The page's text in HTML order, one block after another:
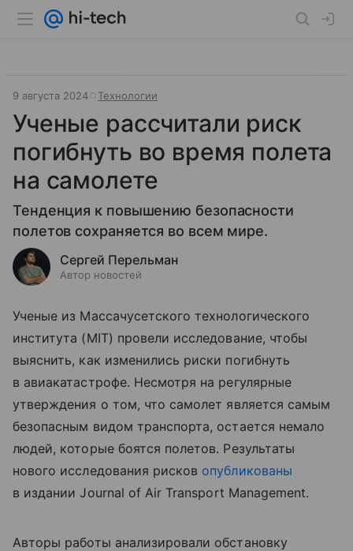
9 августа 2024 Технологии
Ученые рассчитали риск
погибнуть во время полета
на самолете
Тенденция к повышению безопасности
полетов сохраняется во всем мире.
Сергей Перельман
Автор новостей
Ученые из Массачусетского технологического
института (MIT) провели исследование, чтобы
выяснить, как изменились риски погибнуть
в авиакатастрофе. Несмотря на регулярные
утверждения о том, что самолет является самым
безопасным видом транспорта, остается немало
людей, которые боятся полетов. Результаты
нового исследования рисков опубликованы
в издании Journal of Air Transport Management.
Авторы работы анализировали обстановку